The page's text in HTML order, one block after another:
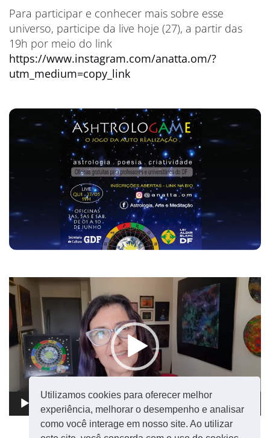
Utilizamos cookies para oferecer melhor
experiência, melhorar o desempenho e analisar
como você interage em nosso site. Ao utilizar
Para participar e conhecer mais sobre esse
universo, participe da live hoje (27), a partir das
19h por meio do link
https://www.instagram.com/anatta.om/?
utm_medium=copy_link
Tocador
de
vídeo
01:01